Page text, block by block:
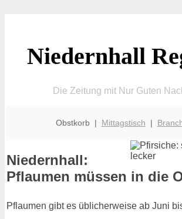
Niedernhall
Die Zeitung mit Nur Guten
Obstkorb | Mittagstisch |
Niedernhall:
Pflaumen müssen in die
Pflaumen gibt es üblicherweise ab Juni